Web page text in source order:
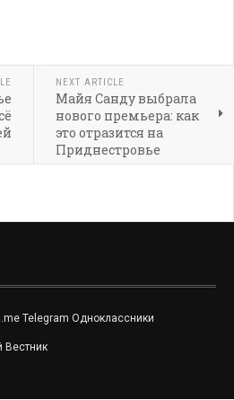
NEXT ARTICLE
Майя Санду выбрала
нового премьера: как
это отразится на
Приднестровье
Telegram Одноклассники
Вестник